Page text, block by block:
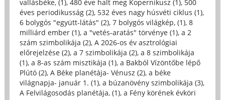
vallásbéke, (1), 480 éve halt meg Kopernikusz (1), 500
éves periodikusság (2), 532 éves nagy húsvéti ciklus (1),
6 bolygós "együtt-látás" (2), 7 bolygós világkép, (1), 8
milliárd ember (1), a "vetés-aratás" törvénye (1), a 2
szám szimbolikája (2), A 2026-os év asztrológiai
előrejelzése (2), a 7 szimbolikája (2), a 8 szimbolikája
(1), a 8-as szám misztikája (1), a Bakból Vízöntőbe lépő
Plútó (2), A Béke planétája- Vénusz (2), a béke
világnapja- január 1. (1), a búzanövény szimbolikája (3),
A Felvilágosodás planétája, (1), a Fény körének évköri